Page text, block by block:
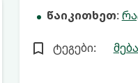
წაიკითხეთ:
ტეგები: